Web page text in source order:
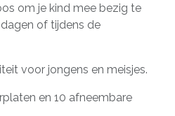
om je kind mee bezig te
of tijdens de
voor jongens en meisjes.
en 10 afneembare